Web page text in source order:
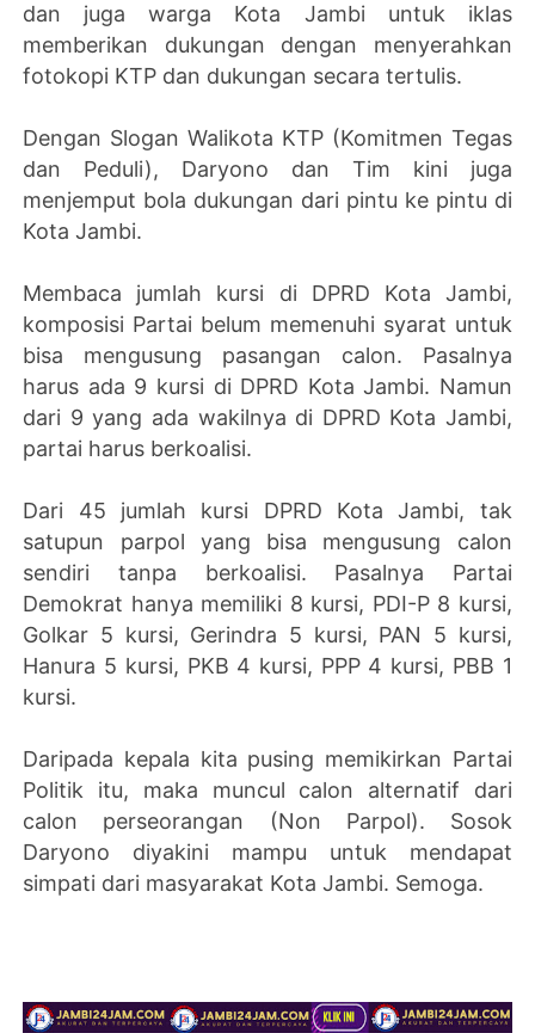
dan juga warga Kota Jambi untuk iklas
memberikan dukungan dengan menyerahkan
fotokopi KTP dan dukungan secara tertulis.
Dengan Slogan Walikota KTP (Komitmen Tegas
dan Peduli), Daryono dan Tim kini juga
menjemput bola dukungan dari pintu ke pintu di
Kota Jambi.
Membaca jumlah kursi di DPRD Kota Jambi,
komposisi Partai belum memenuhi syarat untuk
bisa mengusung pasangan calon. Pasalnya
harus ada 9 kursi di DPRD Kota Jambi. Namun
dari 9 yang ada wakilnya di DPRD Kota Jambi,
partai harus berkoalisi.
Dari 45 jumlah kursi DPRD Kota Jambi, tak
satupun parpol yang bisa mengusung calon
sendiri tanpa berkoalisi. Pasalnya Partai
Demokrat hanya memiliki 8 kursi, PDI-P 8 kursi,
Golkar 5 kursi, Gerindra 5 kursi, PAN 5 kursi,
Hanura 5 kursi, PKB 4 kursi, PPP 4 kursi, PBB 1
kursi.
Daripada kepala kita pusing memikirkan Partai
Politik itu, maka muncul calon alternatif dari
calon perseorangan (Non Parpol). Sosok
Daryono diyakini mampu untuk mendapat
simpati dari masyarakat Kota Jambi. Semoga.